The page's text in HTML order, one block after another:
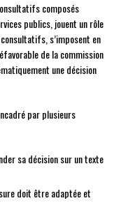
composés
publics, jouent un rôle
s’imposent en
de la commission
une décision
par plusieurs
sa décision sur un texte
doit être adaptée et